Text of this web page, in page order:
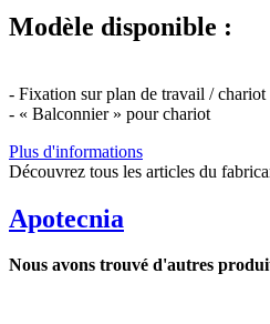
Modèle disponible :
- Fixation sur plan de travail / chariot
- « Balconnier » pour chariot
Plus d'informations
Découvrez tous les articles du
Apotecnia
Nous avons trouvé d'autres